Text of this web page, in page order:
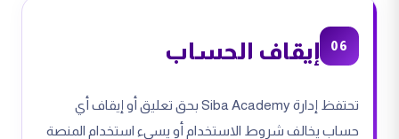
06 إيقاف الحساب
تحتفظ إدارة Siba Academy بحق تعليق أو إيقاف أي
حساب يخالف شروط الاستخدام أو يسيء استخدام المنصة